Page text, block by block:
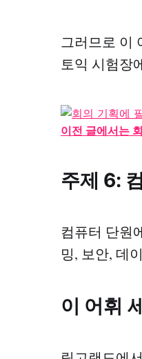
그러므로 이
토익 시험장
이전 글에서는
주제 6:
컴퓨터 단원
밍, 보안, 데
이 어휘